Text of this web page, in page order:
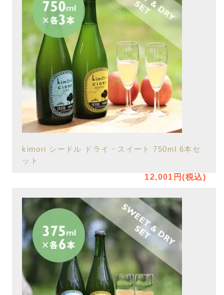
kimori シードル ドライ・スイート 750ml 6本セ
ット
12,001円(税込)